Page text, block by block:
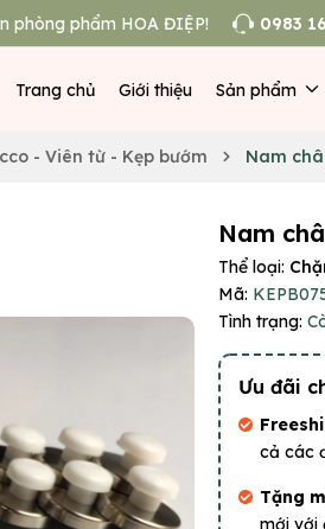
phòng phẩm HOA ĐIỆP! 0983
Trang chủ Giới thiệu Sản phẩm
- Viên từ - Kẹp bướm Nam
Nam
Thể loại:
Mã:
Tình trạng:
Ưu đãi
cả các
Tặng
mới với